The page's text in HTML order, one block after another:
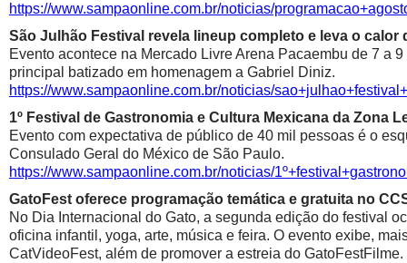
https://www.sampaonline.com.br/noticias/
São Julhão Festival revela lineup completo e leva o calor
Evento acontece na Mercado Livre Arena Pacaembu de 7 a
principal batizado em homenagem a Gabriel Diniz.
https://www.sampaonline.com.br/noticias/
1º Festival de Gastronomia e Cultura Mexicana da Zona
Evento com expectativa de público de 40 mil pessoas é o
Consulado Geral do México de São Paulo.
https://www.sampaonline.com.br/noticias/
GatoFest oferece programação temática e gratuita no
No Dia Internacional do Gato, a segunda edição do festival
oficina infantil, yoga, arte, música e feira. O evento exibe,
CatVideoFest, além de promover a estreia do GatoFestFilme.